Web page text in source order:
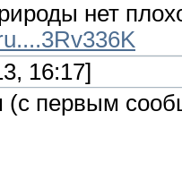
нет
16:17]
(с первым